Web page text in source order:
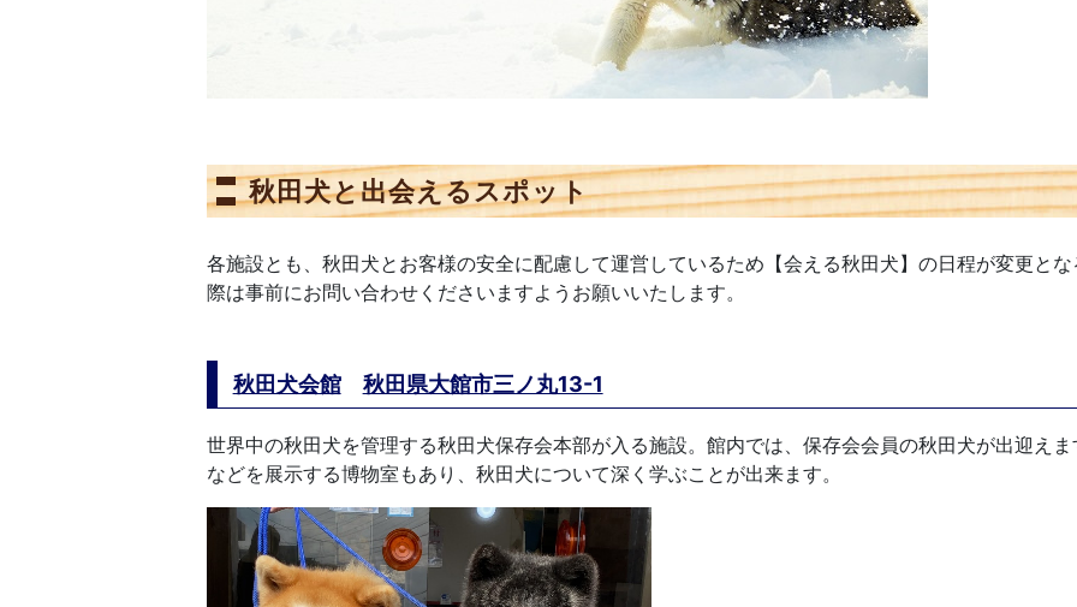
秋田犬と出会えるスポット
各施設とも、秋田犬とお客様の安全に配慮して運営しているため【会える秋田犬】の日程が変更と
際は事前にお問い合わせくださいますようお願いいたします。
秋田犬会館 秋田県大館市三ノ丸13-1
世界中の秋田犬を管理する秋田犬保存会本部が入る施設。館内では、保存会会員の秋田犬が出迎え
などを展示する博物室もあり、秋田犬について深く学ぶことが出来ます。